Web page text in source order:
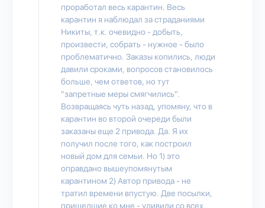
проработал весь карантин. Весь
карантин я наблюдал за страданиями
Никиты, т.к. очевидно - добыть,
произвести, собрать - нужное - было
проблематично. Заказы копились, люди
давили сроками, вопросов становилось
больше, чем ответов, но тут
"запретные меры смягчились".
Возвращаясь чуть назад, упомяну, что в
карантин во второй очереди были
заказаны еще 2 привода. Да. Я их
получил после того, как построил
новый дом для семьи. Но 1) это
оправдано вышеупомянутым
карантином 2) Автор привода - не
тратил времени впустую. Две посылки,
пришедшие ко мне - удивили со всех